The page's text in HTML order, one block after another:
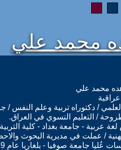
محمد علي
محمد علي
/ دكتوراه تربية وعلم النفس /
/ التعليم النسوي في العراق.
عربية - جامعة بغداد - كلية التربية - عام
/ عملت في مديرية البحوث والاحصاء -
عُليا جامعة صوفيا - بلغاريا عام 1979 - 1987